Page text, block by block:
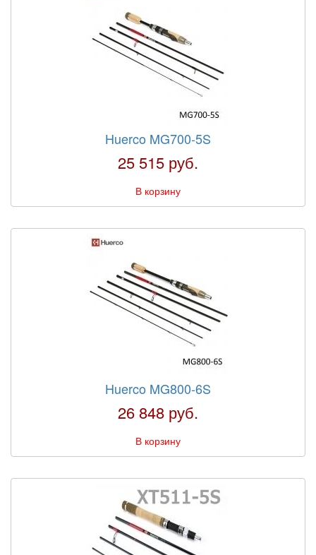
Huerco MG700-5S
25 515 руб.
В корзину
Huerco MG800-6S
26 848 руб.
В корзину